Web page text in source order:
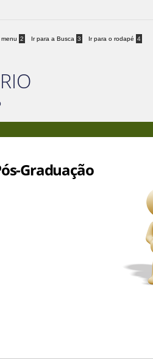
menu 2 Ir para a Busca 3 Ir para o rodapé 4
Graduação